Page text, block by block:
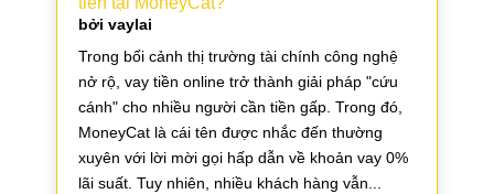
bởi vaylai
Trong bối cảnh thị trường tài chính công nghệ
nở rộ, vay tiền online trở thành giải pháp "cứu
cánh" cho nhiều người cần tiền gấp. Trong đó,
MoneyCat là cái tên được nhắc đến thường
xuyên với lời mời gọi hấp dẫn về khoản vay 0%
lãi suất. Tuy nhiên, nhiều khách hàng vẫn...